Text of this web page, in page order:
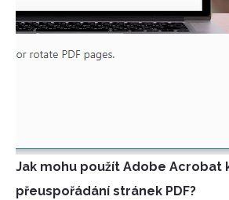
Jak mohu použít Adobe Acrobat
přeuspořádání stránek PDF?